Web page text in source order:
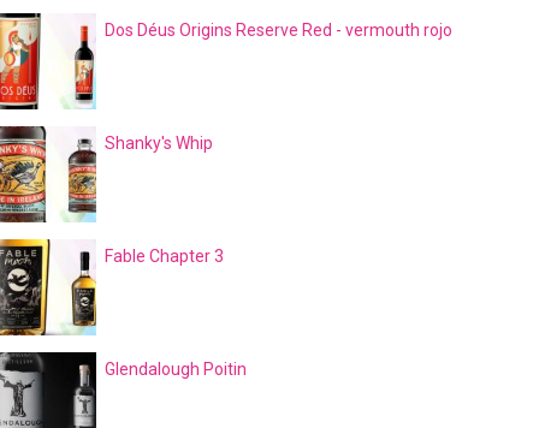
Dos Déus Origins Reserve Red - vermouth rojo
Shanky's Whip
Fable Chapter 3
Glendalough Poitin